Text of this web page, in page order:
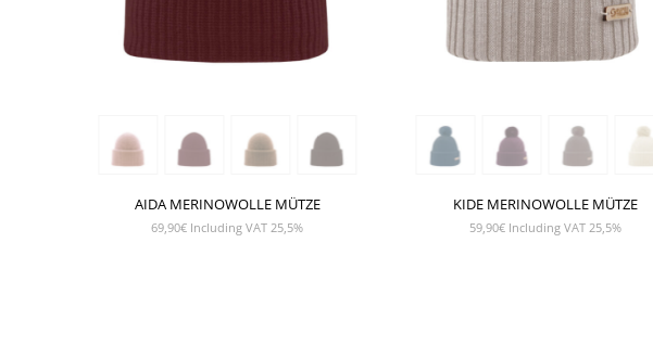
AIDA MERINOWOLLE MÜTZE
69,90€ Including VAT 25,5%
KIDE MERINOWOLLE MÜTZE
59,90€ Including VAT 25,5%